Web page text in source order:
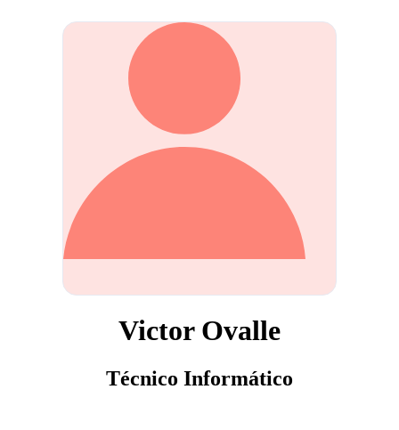
Victor Ovalle
Técnico Informático